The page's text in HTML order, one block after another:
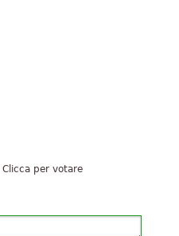
Clicca per votare